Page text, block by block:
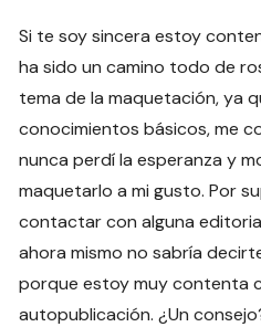
Si te soy sincera estoy
ha sido un camino todo de
tema de la maquetación, ya
conocimientos básicos, me
nunca perdí la esperanza y
maquetarlo a mi gusto. Por
contactar con alguna
ahora mismo no sabría
porque estoy muy contenta
autopublicación. ¿Un